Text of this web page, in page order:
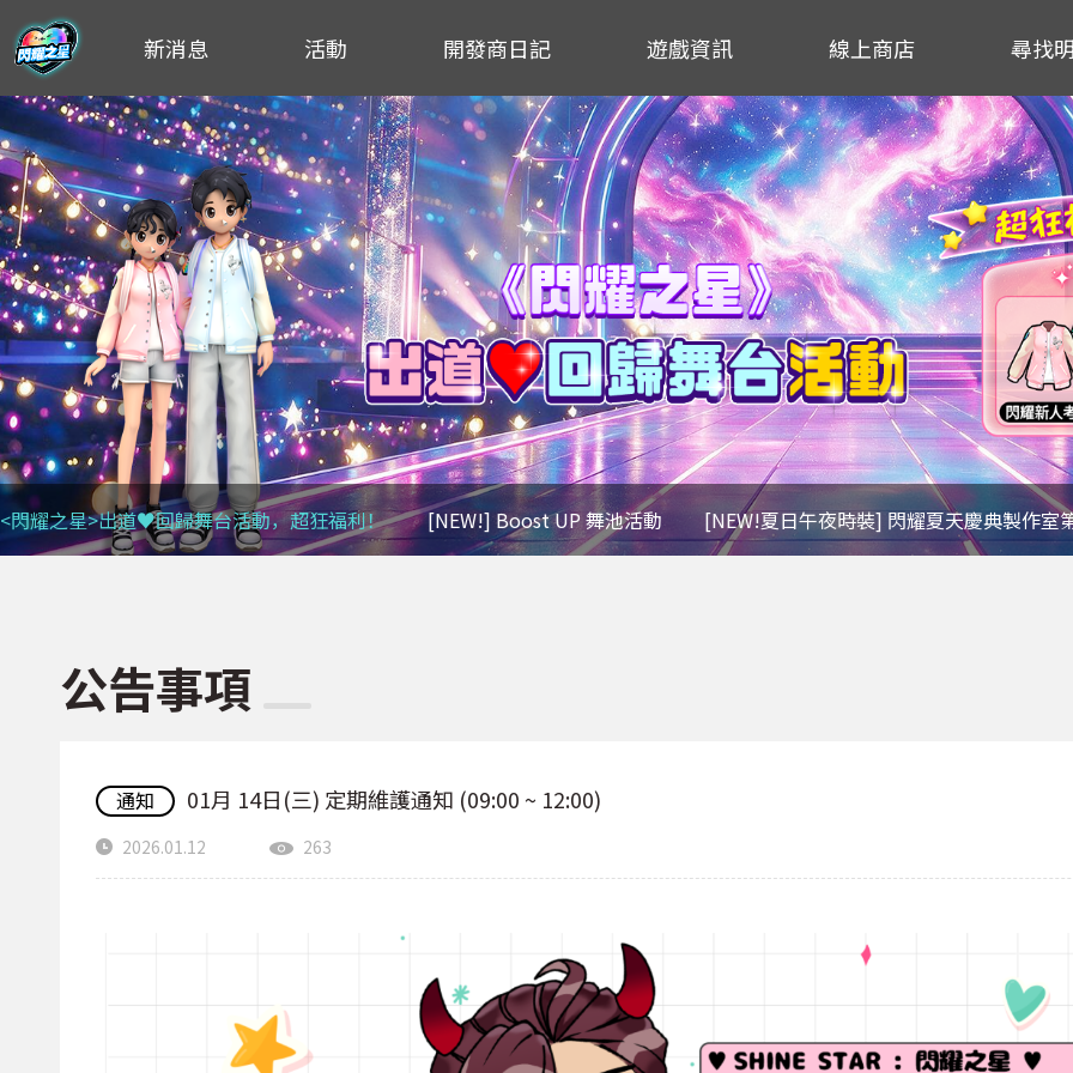
新消息 活動 開發商日記 遊戲資訊 線上商店 尋找
<閃耀之星>出道♥回歸舞台活動，超狂福利！ [NEW!] Boost UP 舞池活動 [NEW!夏日午夜時裝] 閃耀夏天慶典製作室
公告事項
通知 01月 14日(三) 定期維護通知 (09:00 ~ 12:00)
2026.01.12 263